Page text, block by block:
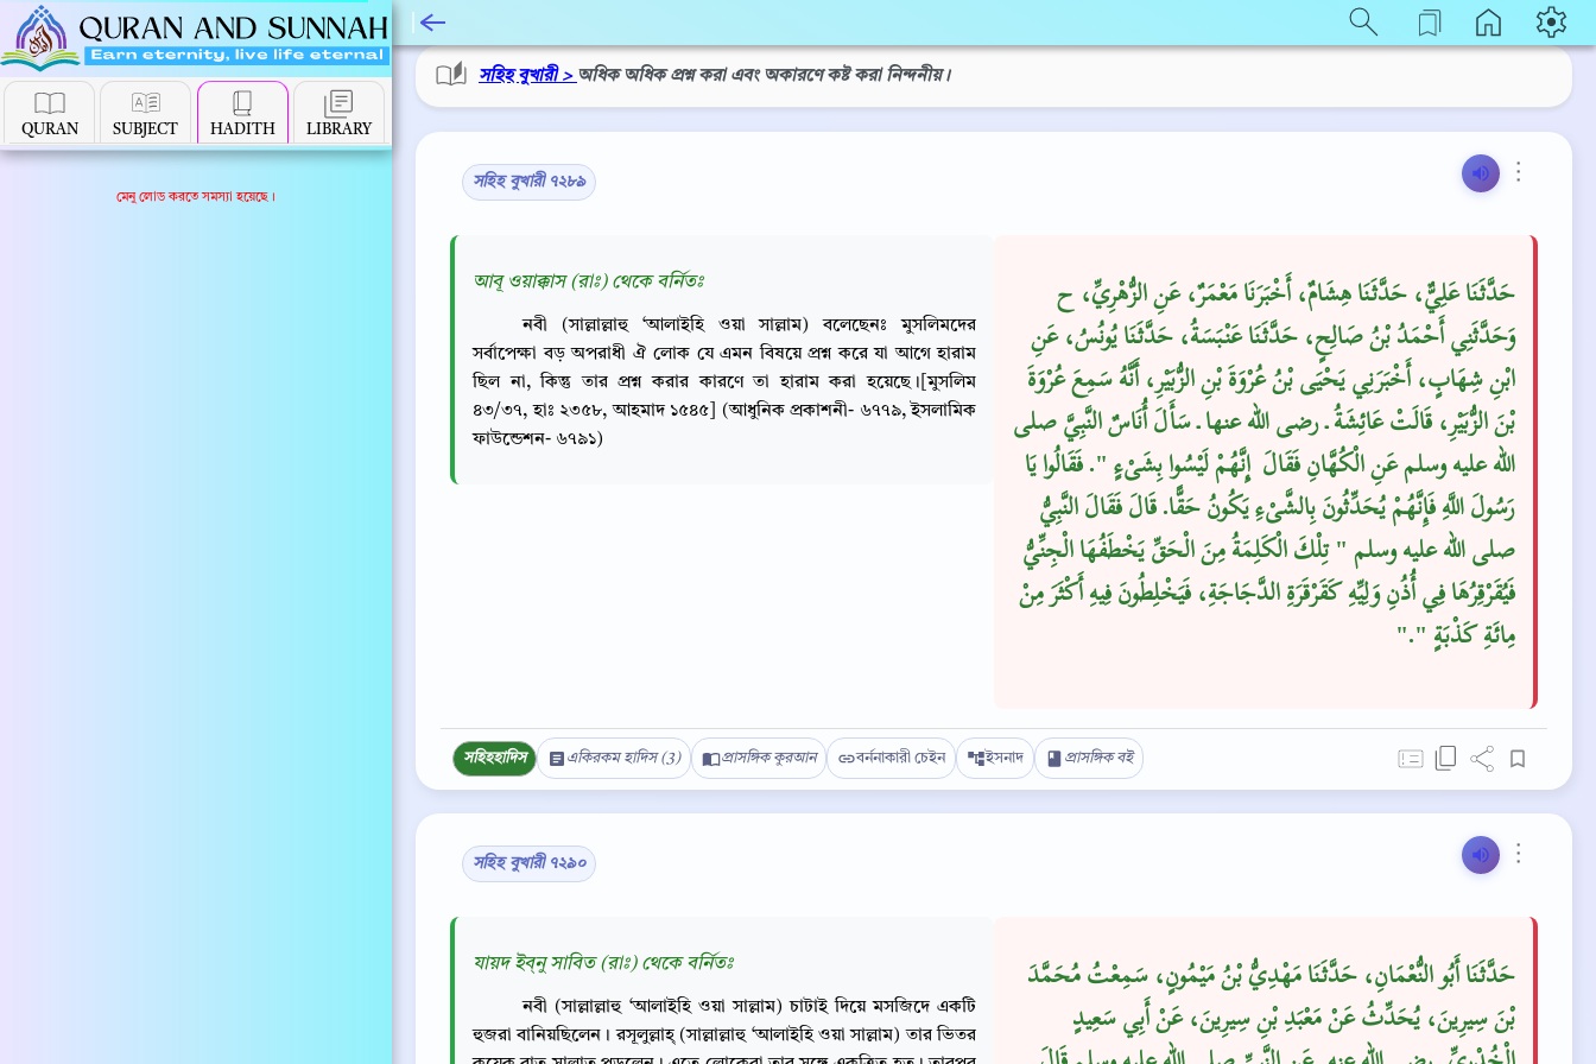
QURAN SUBJECT HADITH LIBRARY
মেনু লোড করতে সমস্যা হয়েছে।
সহিহ বুখারী > অধিক অধিক প্রশ্ন করা এবং অকারণে কষ্ট করা নিন্দনীয়।
⋮
সহিহ বুখারী ৭২৮৯
حَدَّثَنَا عَلِيٌّ، حَدَّثَنَا هِشَامٌ، أَخْبَرَنَا مَعْمَرٌ، عَنِ الزُّهْرِيِّ، ح
وَحَدَّثَنِي أَحْمَدُ بْنُ صَالِحٍ، حَدَّثَنَا عَنْبَسَةُ، حَدَّثَنَا يُونُسُ، عَنِ
ابْنِ شِهَابٍ، أَخْبَرَنِي يَحْيَى بْنُ عُرْوَةَ بْنِ الزُّبَيْرِ، أَنَّهُ سَمِعَ عُرْوَةَ
بْنَ الزُّبَيْرِ، قَالَتْ عَائِشَةُ ـ رضى الله عنها ـ سَأَلَ أُنَاسٌ النَّبِيَّ صلى
الله عليه وسلم عَنِ الْكُهَّانِ فَقَالَ ‏‏ إِنَّهُمْ لَيْسُوا بِشَىْءٍ ‏"‏‏.‏ فَقَالُوا يَا
رَسُولَ اللَّهِ فَإِنَّهُمْ يُحَدِّثُونَ بِالشَّىْءِ يَكُونُ حَقًّا‏.‏ قَالَ فَقَالَ النَّبِيُّ
صلى الله عليه وسلم ‏"‏ تِلْكَ الْكَلِمَةُ مِنَ الْحَقِّ يَخْطَفُهَا الْجِنِّيُّ
فَيُقَرْقِرُهَا فِي أُذُنِ وَلِيِّهِ كَقَرْقَرَةِ الدَّجَاجَةِ، فَيَخْلِطُونَ فِيهِ أَكْثَرَ مِنْ
مِائَةِ كَذْبَةٍ ‏"‏‏.‏"
আবূ ওয়াক্কাস (রাঃ) থেকে বর্নিতঃ
নবী (সাল্লাল্লাহু ‘আলাইহি ওয়া সাল্লাম) বলেছেনঃ মুসলিমদের
সর্বাপেক্ষা বড় অপরাধী ঐ লোক যে এমন বিষয়ে প্রশ্ন করে যা আগে হারাম
ছিল না, কিন্তু তার প্রশ্ন করার কারণে তা হারাম করা হয়েছে।[মুসলিম
৪৩/৩৭, হাঃ ২৩৫৮, আহমাদ ১৫৪৫] (আধুনিক প্রকাশনী- ৬৭৭৯, ইসলামিক
ফাউন্ডেশন- ৬৭৯১)
সহিহহাদিস একিরকম হাদিস (3) প্রাসঙ্গিক কুরআন বর্ননাকারী চেইন ইসনাদ প্রাসঙ্গিক বই
⋮
সহিহ বুখারী ৭২৯০
حَدَّثَنَا أَبُو النُّعْمَانِ، حَدَّثَنَا مَهْدِيُّ بْنُ مَيْمُونٍ، سَمِعْتُ مُحَمَّدَ
بْنَ سِيرِينَ، يُحَدِّثُ عَنْ مَعْبَدِ بْنِ سِيرِينَ، عَنْ أَبِي سَعِيدٍ
যায়দ ইব্‌নু সাবিত (রাঃ) থেকে বর্নিতঃ
নবী (সাল্লাল্লাহু ‘আলাইহি ওয়া সাল্লাম) চাটাই দিয়ে মসজিদে একটি
হুজরা বানিয়ছিলেন। রসূলুল্লাহ্‌ (সাল্লাল্লাহু ‘আলাইহি ওয়া সাল্লাম) তার ভিতর